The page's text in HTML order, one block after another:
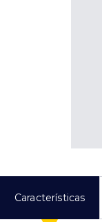
Características